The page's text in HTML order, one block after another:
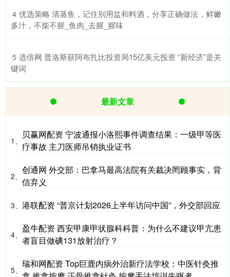
4 ​优选策略 清蒸鱼，记住别用盐和料酒，分享正确做法，鲜嫩
多汁，不柴不腥_鱼肉_去腥_腥味
5 ​选倍网 普洛斯获阿布扎比投资局15亿美元投资 “新经济”是关
键词
最新文章
1、
贝赢网配资 宁波通报小洛熙事件调查结果：一级甲等医
疗事故 主刀医师吊销执业证书
2、
创通网 外交部：巴拿马最高法院有关裁决罔顾事实，背
信弃义
3、 港联配资 “普京计划2026上半年访问中国”，外交部回应
4、
盈牛配资 西安甲康甲状腺科科普：为什么不建议甲亢患
者盲目做碘131放射治疗？
5、
瑞和网配资 Top巨鹿内病外治新疗法学校：中医针灸推